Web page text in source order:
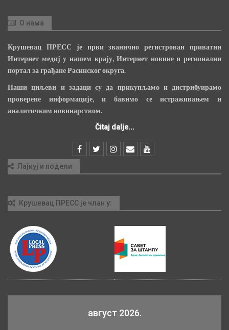
О нама
Крушевац ПРЕСС је први званично регистрован приватни
Интернет медиј у нашем крају, Интернет новине и регионални
портал за грађане Расинског округа.
Наши циљеви и задаци су да прикупљамо и дистрибуирамо
проверене информације, и бавимо се истраживањем и
аналитичким новинарством.
Čitaj dalje...
Лајкуј и подели
Крушевац ПРЕСС је члан у:
август 2026.